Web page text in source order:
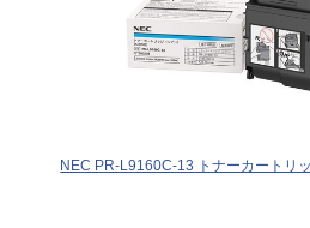
NEC PR-L9160C-13 トナーカートリ